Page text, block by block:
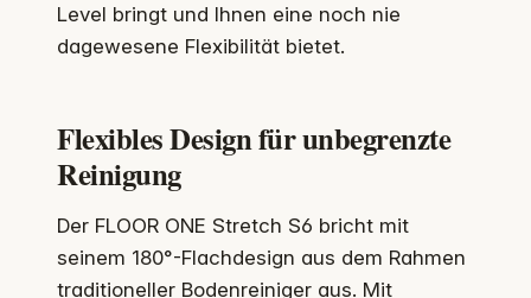
Level bringt und Ihnen eine noch nie
dagewesene Flexibilität bietet.
Flexibles Design für unbegrenzte
Reinigung
Der FLOOR ONE Stretch S6 bricht mit
seinem 180°-Flachdesign aus dem Rahmen
traditioneller Bodenreiniger aus. Mit